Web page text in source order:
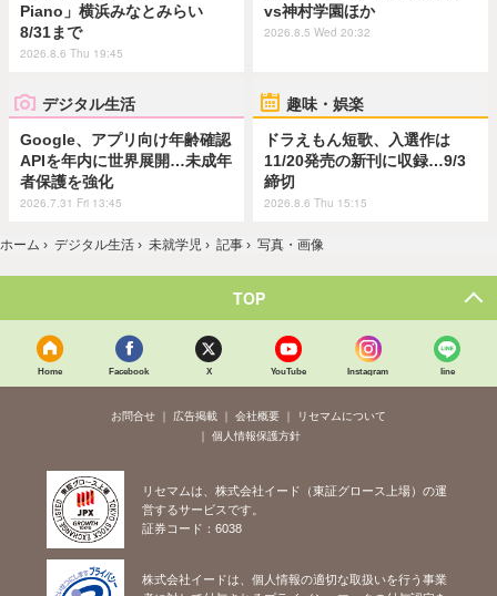
Piano」横浜みなとみらい
8/31まで
2026.8.6 Thu 19:45
vs神村学園ほか
2026.8.5 Wed 20:32
デジタル生活
Google、アプリ向け年齢確認
APIを年内に世界展開…未成年
者保護を強化
2026.7.31 Fri 13:45
趣味・娯楽
ドラえもん短歌、入選作は
11/20発売の新刊に収録…9/3
締切
2026.8.6 Thu 15:15
ホーム › デジタル生活 › 未就学児 › 記事 › 写真・画像
TOP
Home Facebook X YouTube Instagram line
お問合せ 広告掲載 会社概要
リセマムについて
個人情報保護方針
リセマムは、株式会社イード（東証グロース上場）の運
営するサービスです。
証券コード：6038
株式会社イードは、個人情報の適切な取扱いを行う事業